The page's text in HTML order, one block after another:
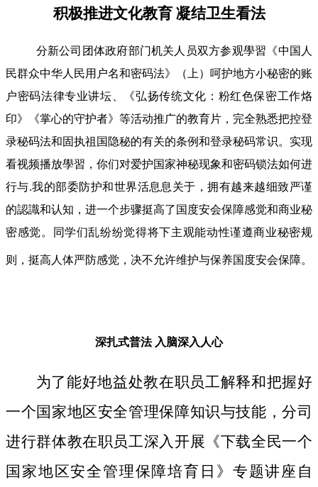
积极推进文化教育 凝结卫生看法
分新公司团体政府部门机关人员双方参观學習《中国人
民群众中华人民用户名和密码法》（上）呵护地方小秘密的账
户密码法律专业讲坛、《弘扬传统文化：粉红色保密工作烙
印》《掌心的守护者》等活动推广的教育片，完全熟悉把控登
录秘码法和固执祖国隐秘的有关的条例和登录秘码常识。实现
看视频播放學習，你们对爱护国家神秘现象和密码锁法如何进
行与.我的部委防护和世界活息息关于，拥有越来越细致严谨
的認識和认知，进一个步骤挺高了国度安会保障感觉和商业秘
密感觉。同学们乱纷纷觉得将下主观能动性谨遵商业秘密规
则，挺高人体严防感觉，决不允许维护与保养国度安会保障。
深扎式普法 入脑深入人心
为了能好地益处教在职员工解释和把握好
一个国家地区安全管理保障知识与技能，分司
进行群体教在职员工深入开展《下载全民一个
国家地区安全管理保障培育日》专题讲座自